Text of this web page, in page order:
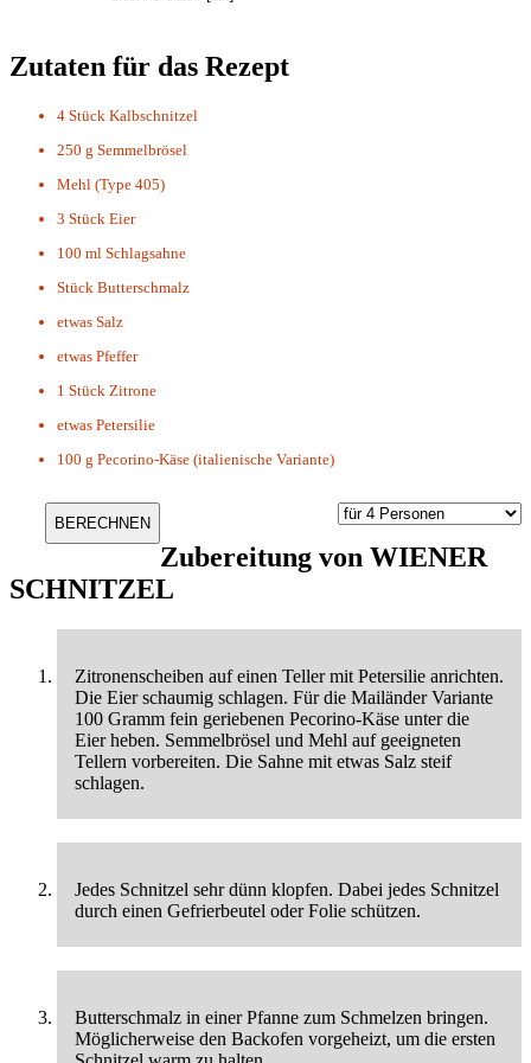
Zutaten für das Rezept
4 Stück Kalbschnitzel
250 g Semmelbrösel
Mehl (Type 405)
3 Stück Eier
100 ml Schlagsahne
Stück Butterschmalz
etwas Salz
etwas Pfeffer
1 Stück Zitrone
etwas Petersilie
100 g Pecorino-Käse (italienische Variante)
Zubereitung von WIENER
SCHNITZEL
Zitronenscheiben auf einen Teller mit Petersilie anrichten.
Die Eier schaumig schlagen. Für die Mailänder Variante
100 Gramm fein geriebenen Pecorino-Käse unter die
Eier heben. Semmelbrösel und Mehl auf geeigneten
Tellern vorbereiten. Die Sahne mit etwas Salz steif
schlagen.
Jedes Schnitzel sehr dünn klopfen. Dabei jedes Schnitzel
durch einen Gefrierbeutel oder Folie schützen.
Butterschmalz in einer Pfanne zum Schmelzen bringen.
Möglicherweise den Backofen vorgeheizt, um die ersten